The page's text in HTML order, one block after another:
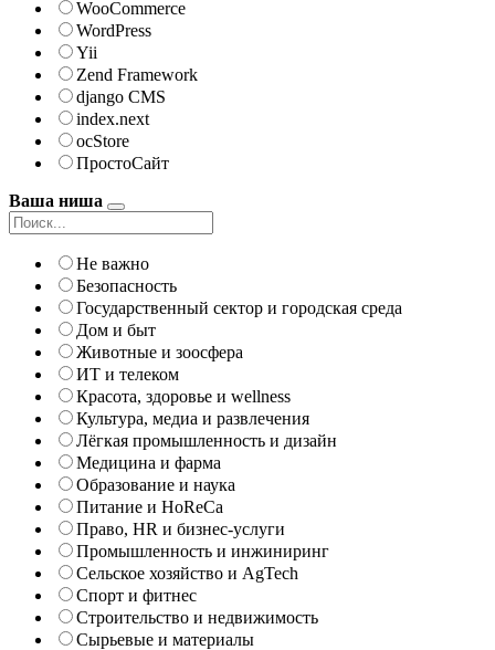
WooCommerce
WordPress
Yii
Zend Framework
django CMS
index.next
ocStore
ПростоСайт
Ваша ниша
Не важно
Безопасность
Государственный сектор и городская среда
Дом и быт
Животные и зоосфера
ИТ и телеком
Красота, здоровье и wellness
Культура, медиа и развлечения
Лёгкая промышленность и дизайн
Медицина и фарма
Образование и наука
Питание и HoReCa
Право, HR и бизнес-услуги
Промышленность и инжиниринг
Сельское хозяйство и AgTech
Спорт и фитнес
Строительство и недвижимость
Сырьевые и материалы